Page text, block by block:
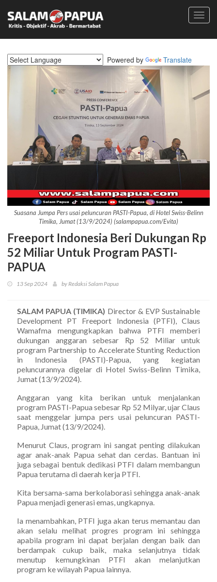
Powered by Translate
Suasana Jumpa Pers usai peluncuran PASTI-Papua, di Hotel Swiss-Belinn
Timika, Jumat (13/9/2024) (salampapua.com/Evita)
Freeport Indonesia Beri Dukungan Rp
52 Miliar Untuk Program PASTI-
PAPUA
13 Sep 2024 by Redaksi Salam Papua
SALAM PAPUA (TIMIKA) Director & EVP Sustainable
Development PT Freeport Indonesia (PTFI), Claus
Wamafma mengungkapkan bahwa PTFI memberi
dukungan anggaran sebesar Rp 52 Miliar untuk
program Partnership to Accelerate Stunting Reduction
in Indonesia (PASTI)-Papua, yang kegiatan
peluncurannya digelar di Hotel Swiss-Belinn Timika,
Jumat (13/9/2024).
Anggaran yang kita berikan untuk menjalankan
program PASTI-Papua sebesar Rp 52 Milyar, ujar Claus
saat menggelar jumpa pers usai peluncuran PASTI-
Papua, Jumat (13/9/2024).
Menurut Claus, program ini sangat penting dilakukan
agar anak-anak Papua sehat dan cerdas. Bantuan ini
juga sebagai bentuk dedikasi PTFI dalam membangun
Papua terutama di daerah kerja PTFI.
Kita bersama-sama berkolaborasi sehingga anak-anak
Papua menjadi generasi emas, ungkapnya.
Ia menambahkan, PTFI juga akan terus memantau dan
akan selalu melihat progres program ini sehingga
apabila program ini dapat berjalan dengan baik dan
berdampak cukup baik, maka selanjutnya tidak
menutup kemungkinan PTFI akan melanjutkan
program ke wilayah Papua lainnya.